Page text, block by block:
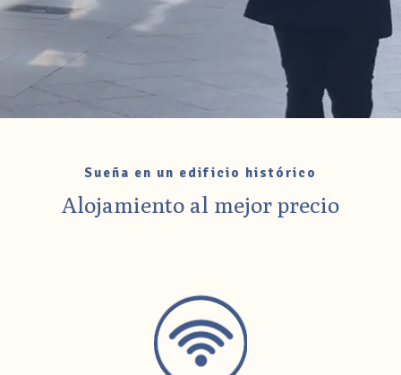
Sueña en un edificio histórico
Alojamiento al mejor precio